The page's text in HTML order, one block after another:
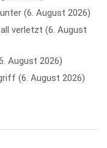
6. August 2026
verletzt 6. August
August 2026
6. August 2026